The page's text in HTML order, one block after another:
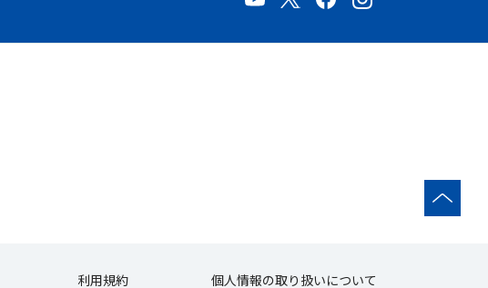
利用規約 個人情報の取り扱いについて